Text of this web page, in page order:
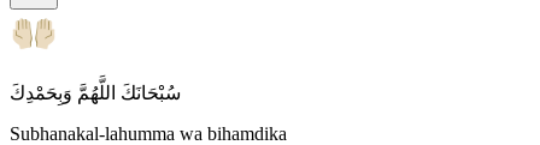
سُبْحَانَكَ اللَّهُمَّ وَبِحَمْدِكَ
Subhanakal-lahumma wa bihamdika